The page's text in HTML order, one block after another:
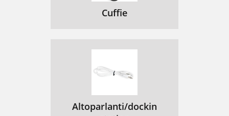
Cuffie
Altoparlanti/dockin